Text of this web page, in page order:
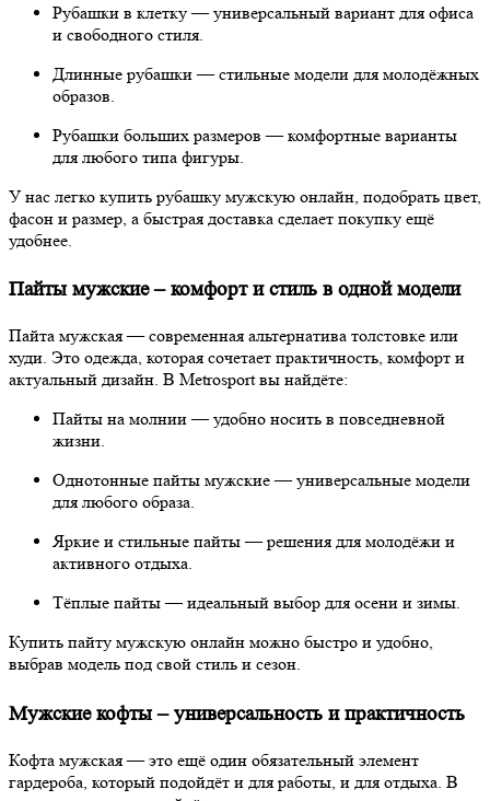
Рубашки в клетку — универсальный вариант для офиса
и свободного стиля.
Длинные рубашки — стильные модели для молодёжных
образов.
Рубашки больших размеров — комфортные варианты
для любого типа фигуры.
У нас легко купить рубашку мужскую онлайн, подобрать цвет,
фасон и размер, а быстрая доставка сделает покупку ещё
удобнее.
Пайты мужские – комфорт и стиль в одной модели
Пайта мужская — современная альтернатива толстовке или
худи. Это одежда, которая сочетает практичность, комфорт и
актуальный дизайн. В Metrosport вы найдёте:
Пайты на молнии — удобно носить в повседневной
жизни.
Однотонные пайты мужские — универсальные модели
для любого образа.
Яркие и стильные пайты — решения для молодёжи и
активного отдыха.
Тёплые пайты — идеальный выбор для осени и зимы.
Купить пайту мужскую онлайн можно быстро и удобно,
выбрав модель под свой стиль и сезон.
Мужские кофты – универсальность и практичность
Кофта мужская — это ещё один обязательный элемент
гардероба, который подойдёт и для работы, и для отдыха. В